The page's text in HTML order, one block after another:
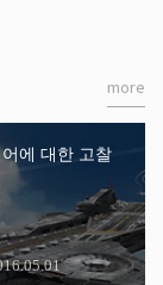
에 대한 고찰
more